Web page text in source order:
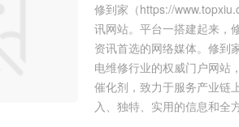
修到家（https://
讯网站。平台一搭建起来，
资讯首选的网络媒体。修到
电维修行业的权威门户网站
催化剂，致力于服务产业链
入、独特、实用的信息和全